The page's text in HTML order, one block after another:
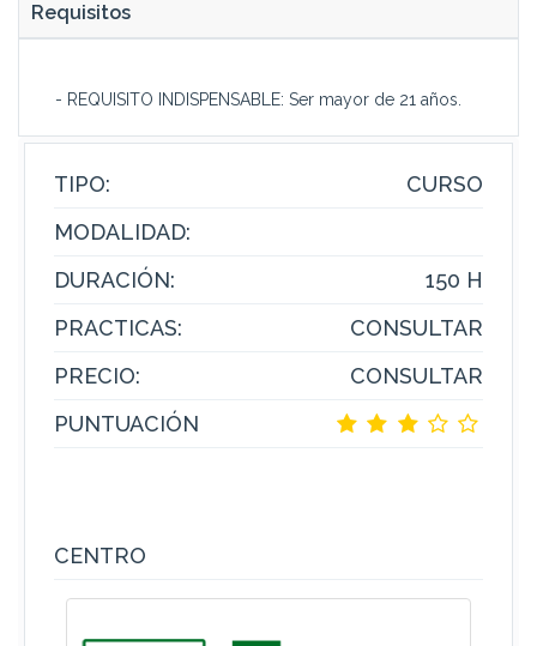
Requisitos
- REQUISITO INDISPENSABLE: Ser mayor de 21 años.
TIPO:
CURSO
MODALIDAD:
DURACIÓN:
150 H
PRACTICAS:
CONSULTAR
PRECIO:
CONSULTAR
PUNTUACIÓN
CENTRO